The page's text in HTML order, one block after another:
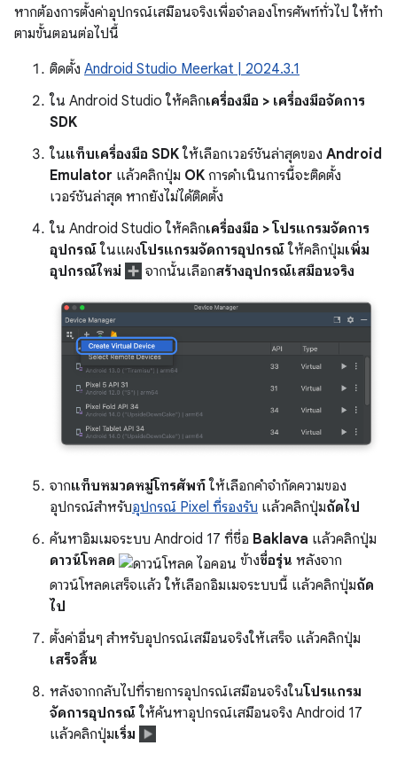
หากต้องการตั้งค่าอุปกรณ์เสมือนจริงเพื่อจำลองโทรศัพท์ทั่วไป ให้ทำ
ตามขั้นตอนต่อไปนี้
ติดตั้ง Android Studio Meerkat | 2024.3.1
ใน Android Studio ให้คลิกเครื่องมือ > เครื่องมือจัดการ
SDK
ในแท็บเครื่องมือ SDK ให้เลือกเวอร์ชันล่าสุดของ Android
Emulator แล้วคลิกปุ่ม OK การดำเนินการนี้จะติดตั้ง
เวอร์ชันล่าสุด หากยังไม่ได้ติดตั้ง
ใน Android Studio ให้คลิกเครื่องมือ > โปรแกรมจัดการ
อุปกรณ์ ในแผงโปรแกรมจัดการอุปกรณ์ ให้คลิกปุ่มเพิ่ม
อุปกรณ์ใหม่
จากนั้นเลือกสร้างอุปกรณ์เสมือนจริง
จากแท็บหมวดหมู่โทรศัพท์ ให้เลือกคำจำกัดความของ
อุปกรณ์สำหรับอุปกรณ์ Pixel ที่รองรับ แล้วคลิกปุ่มถัดไป
ค้นหาอิมเมจระบบ Android 17 ที่ชื่อ Baklava แล้วคลิกปุ่ม
ดาวน์โหลด
ข้างชื่อรุ่น หลังจาก
ดาวน์โหลดเสร็จแล้ว ให้เลือกอิมเมจระบบนี้ แล้วคลิกปุ่มถัด
ไป
ตั้งค่าอื่นๆ สำหรับอุปกรณ์เสมือนจริงให้เสร็จ แล้วคลิกปุ่ม
เสร็จสิ้น
หลังจากกลับไปที่รายการอุปกรณ์เสมือนจริงในโปรแกรม
จัดการอุปกรณ์ ให้ค้นหาอุปกรณ์เสมือนจริง Android 17
แล้วคลิกปุ่มเริ่ม